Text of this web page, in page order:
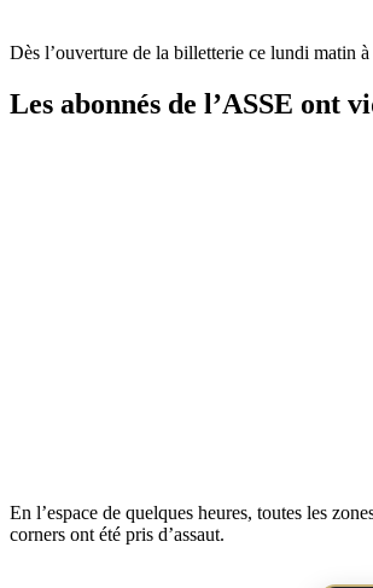
Dès l’ouverture de la billetterie ce lundi matin
Les abonnés de l’ASSE ont
En l’espace de quelques heures, toutes les
corners ont été pris d’assaut.